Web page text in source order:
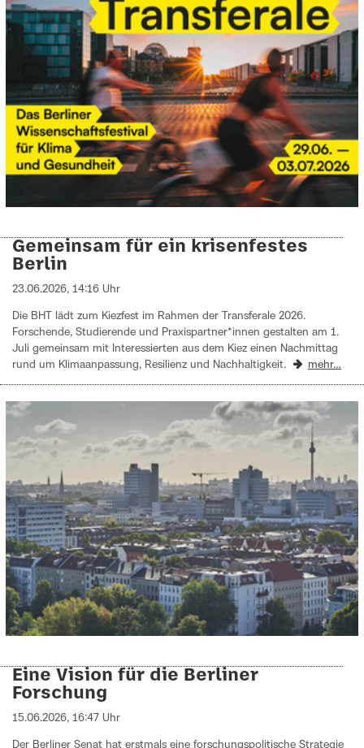
Gemeinsam für ein krisenfestes
Berlin
23.06.2026, 14:16 Uhr
Die BHT lädt zum Kiezfest im Rahmen der Transferale 2026.
Forschende, Studierende und Praxispartner*innen gestalten am 1.
Juli gemeinsam mit Interessierten aus dem Kiez einen Nachmittag
rund um Klimaanpassung, Resilienz und Nachhaltigkeit.
mehr…
Eine Vision für die Berliner
Forschung
15.06.2026, 16:47 Uhr
Der Berliner Senat hat erstmals eine forschungspolitische Strategie